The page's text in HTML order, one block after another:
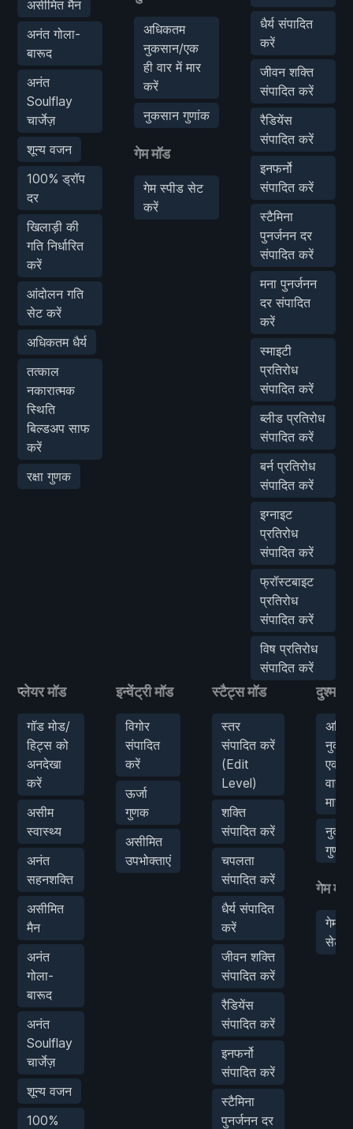
असीमित मैन
अनंत गोला-
बारूद
अनंत
Soulflay
चार्जेज़
शून्य वजन
100% ड्रॉप
दर
खिलाड़ी की
गति निर्धारित
करें
आंदोलन गति
सेट करें
अधिकतम धैर्य
तत्काल
नकारात्मक
स्थिति
बिल्डअप साफ
करें
रक्षा गुणक
अधिकतम
नुकसान/एक
ही वार में मार
करें
नुकसान गुणांक
गेम मॉड
गेम स्पीड सेट
करें
धैर्य संपादित
करें
जीवन शक्ति
संपादित करें
रैडियेंस
संपादित करें
इनफर्नो
संपादित करें
स्टैमिना
पुनर्जनन दर
संपादित करें
मना पुनर्जनन
दर संपादित
करें
स्माइटी
प्रतिरोध
संपादित करें
ब्लीड प्रतिरोध
संपादित करें
बर्न प्रतिरोध
संपादित करें
इग्नाइट
प्रतिरोध
संपादित करें
फ्रॉस्टबाइट
प्रतिरोध
संपादित करें
विष प्रतिरोध
संपादित करें
प्लेयर मॉड
गॉड मोड/
हिट्स को
अनदेखा
करें
असीम
स्वास्थ्य
अनंत
सहनशक्ति
असीमित
मैन
अनंत
गोला-
बारूद
अनंत
Soulflay
चार्जेज़
शून्य वजन
100%
इन्वेंट्री मॉड
विगोर
संपादित
करें
ऊर्जा
गुणक
असीमित
उपभोक्ताएं
स्टैट्स मॉड
स्तर
संपादित करें
(Edit
Level)
शक्ति
संपादित करें
चपलता
संपादित करें
धैर्य संपादित
करें
जीवन शक्ति
संपादित करें
रैडियेंस
संपादित करें
इनफर्नो
संपादित करें
स्टैमिना
पुनर्जनन दर
दुश्मन
एक ही
वार में
मार
गुणांक
गेम मॉड
गेम
सेट